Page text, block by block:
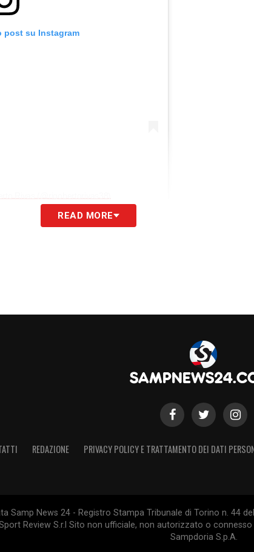
post su Instagram
a Reggio e al popolo amaranto: siete
Reggina e cari tifosi, non meritate tutto
volta vi rialzerete, dimostrerete la vostra
TOP NEWS
READ MORE
REDAZIONE PRIVACY POLICY E TRATTAMENTO DEI DATI
Samp News 24 - Registro Stampa Tribunale di Torino n. 44
Review S.r.l Sito non ufficiale, non autorizzato o
Sampdoria S.p.A.